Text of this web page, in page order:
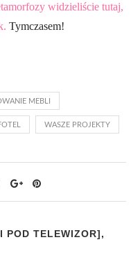
widzieliście tutaj,
Tymczasem!
MEBLI
WASZE PROJEKTY
POD TELEWIZOR],